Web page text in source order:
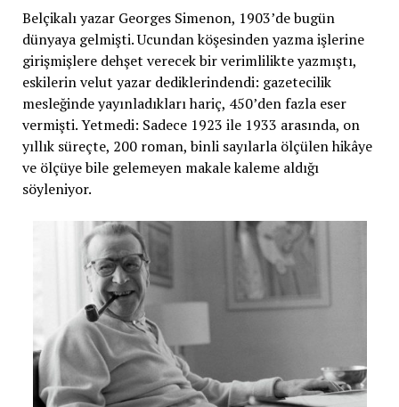
Belçikalı yazar Georges Simenon, 1903’de bugün
dünyaya gelmişti. Ucundan köşesinden yazma işlerine
girişmişlere dehşet verecek bir verimlilikte yazmıştı,
eskilerin velut yazar dediklerindendi: gazetecilik
mesleğinde yayınladıkları hariç, 450’den fazla eser
vermişti. Yetmedi: Sadece 1923 ile 1933 arasında, on
yıllık süreçte, 200 roman, binli sayılarla ölçülen hikâye
ve ölçüye bile gelemeyen makale kaleme aldığı
söyleniyor.